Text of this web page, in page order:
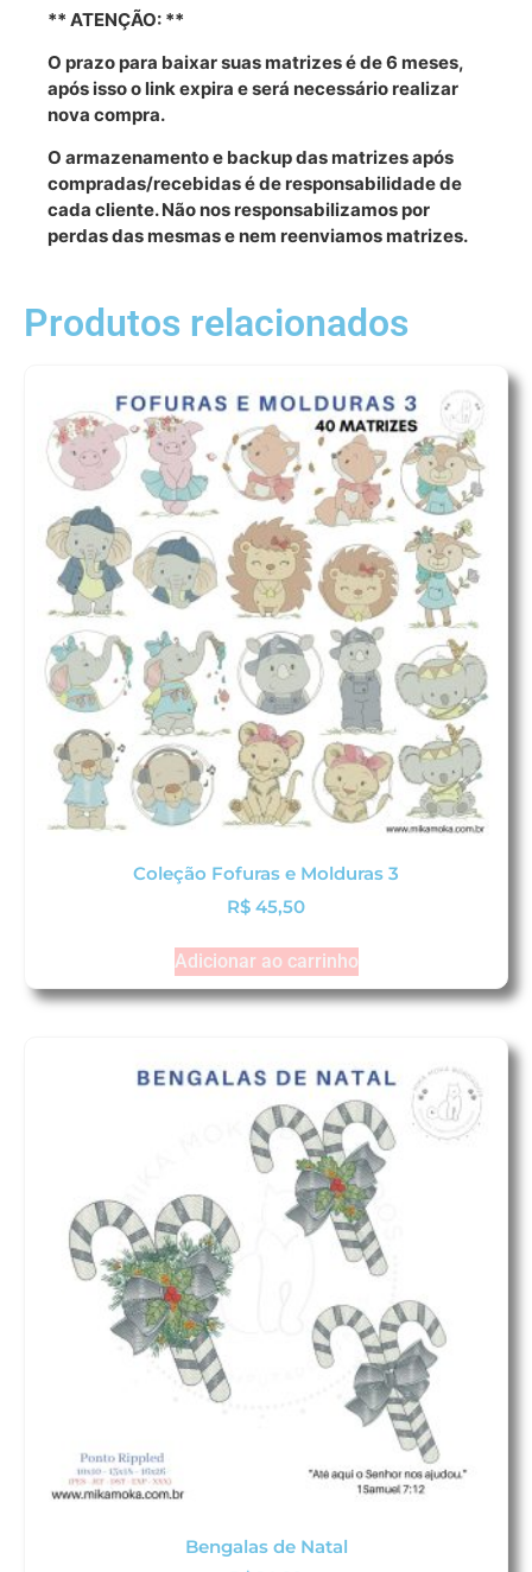
** ATENÇÃO: **
O prazo para baixar suas matrizes é de 6 meses,
após isso o link expira e será necessário realizar
nova compra.
O armazenamento e backup das matrizes após
compradas/recebidas é de responsabilidade de
cada cliente. Não nos responsabilizamos por
perdas das mesmas e nem reenviamos matrizes.
Produtos relacionados
Coleção Fofuras e Molduras 3
R$ 45,50
Adicionar ao carrinho
Bengalas de Natal